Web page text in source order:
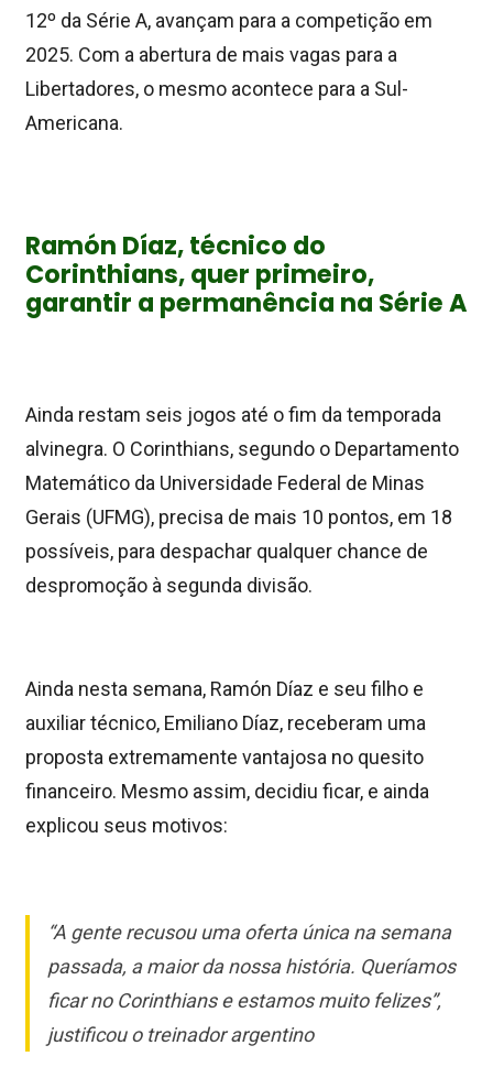
12º da Série A, avançam para a competição em
2025. Com a abertura de mais vagas para a
Libertadores, o mesmo acontece para a Sul-
Americana.
Ramón Díaz, técnico do
Corinthians, quer primeiro,
garantir a permanência na Série A
Ainda restam seis jogos até o fim da temporada
alvinegra. O Corinthians, segundo o Departamento
Matemático da Universidade Federal de Minas
Gerais (UFMG), precisa de mais 10 pontos, em 18
possíveis, para despachar qualquer chance de
despromoção à segunda divisão.
Ainda nesta semana, Ramón Díaz e seu filho e
auxiliar técnico, Emiliano Díaz, receberam uma
proposta extremamente vantajosa no quesito
financeiro. Mesmo assim, decidiu ficar, e ainda
explicou seus motivos:
“A gente recusou uma oferta única na semana
passada, a maior da nossa história. Queríamos
ficar no Corinthians e estamos muito felizes”,
justificou o treinador argentino